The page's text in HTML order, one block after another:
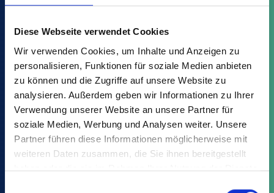
Diese Webseite verwendet Cookies
Wir verwenden Cookies, um Inhalte und Anzeigen zu
personalisieren, Funktionen für soziale Medien anbieten
zu können und die Zugriffe auf unsere Website zu
analysieren. Außerdem geben wir Informationen zu Ihrer
Verwendung unserer Website an unsere Partner für
soziale Medien, Werbung und Analysen weiter. Unsere
Partner führen diese Informationen möglicherweise mit
weiteren Daten zusammen, die Sie ihnen bereitgestellt
haben oder die sie im Rahmen Ihrer Nutzung der Dienste
blue®. Nous encourageons l'économie
et de réduire les émissions de gaz à effet
de serre. Dans le cadre de cette initiative,
nous avons également développé nos
produits circulaires de la catégorie
Circular360
. Pour la fabrication de ces
produits, nous utilisons presque
exclusivement des matériaux recyclés
post-consommation (PCR) issus de la
collecte sélective des déchets ménagers.